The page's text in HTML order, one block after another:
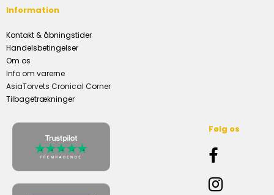
Information
Kontakt & åbningstider
Handelsbetingelser
Om os
Info om varerne
AsiaTorvets Cronical Corner
Tilbagetrækninger
Følg os